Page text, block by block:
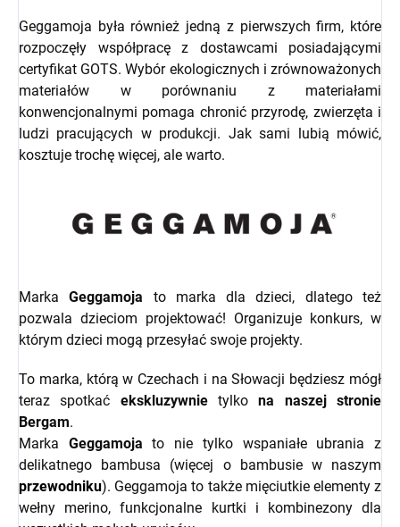
Geggamoja była również jedną z pierwszych firm, które
rozpoczęły współpracę z dostawcami posiadającymi
certyfikat GOTS. Wybór ekologicznych i zrównoważonych
materiałów w porównaniu z materiałami
konwencjonalnymi pomaga chronić przyrodę, zwierzęta i
ludzi pracujących w produkcji. Jak sami lubią mówić,
kosztuje trochę więcej, ale warto.
MarkaGeggamoja to marka dla dzieci, dlatego też
pozwala dzieciom projektować! Organizuje konkurs, w
którym dzieci mogą przesyłać swoje projekty.
To marka, którą w Czechach i na Słowacji będziesz mógł
teraz spotkać ekskluzywnietylkona naszej stronie
Bergam.
Marka Geggamoja to nie tylko wspaniałe ubrania z
delikatnego bambusa (więcej o bambusie w naszym
przewodniku). Geggamoja to także mięciutkie elementy z
wełny merino, funkcjonalne kurtki i kombinezony dla